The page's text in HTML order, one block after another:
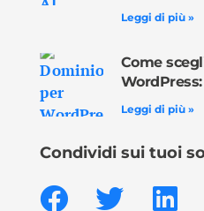
Leggi di più »
Come
Leggi di più »
Condividi sui tuoi